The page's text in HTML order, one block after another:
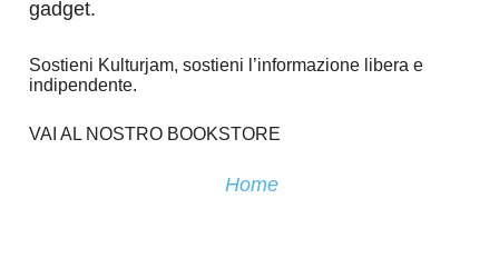
gadget.
Sostieni Kulturjam, sostieni l’informazione libera e
indipendente.
VAI AL NOSTRO BOOKSTORE
Home